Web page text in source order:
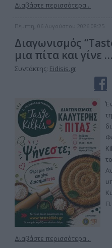
Διαβάστε περισσότερα...
Πέμπτη, 06 Αυγούστου 2026 08:25
Διαγωνισμός
μια πίτα και γίνε
Συντάκτης: Eidisis.gr
Διαβάστε περισσότερα...